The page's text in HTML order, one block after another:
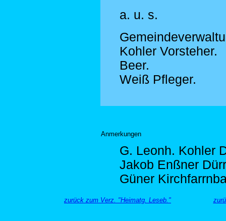
a. u. s.
Kohler Vorsteher.
Beer.
Weiß Pfleger.
Anmerkungen
G. Leonh. Kohler
Jakob Enßner
Güner
zurück zum Verz. "Heimatg. Leseb."